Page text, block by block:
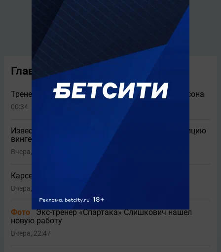
Главные новости
Тренер «Спартака» рассказал о состоянии Жедсона
00:34
Известен главный кандидат «Спартака» на позицию
вингера
Вчера, 23:45
Карседо описал Даку двумя словами
Вчера, 23:05
Фото
Экс-тренер «Спартака» Слишкович нашел
новую работу
Вчера, 22:47